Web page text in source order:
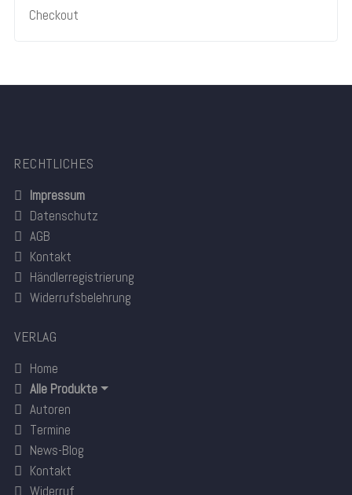
Checkout
RECHTLICHES
Impressum
Datenschutz
AGB
Kontakt
Händlerregistrierung
Widerrufsbelehrung
VERLAG
Home
Alle Produkte
Autoren
Termine
News-Blog
Kontakt
Widerruf